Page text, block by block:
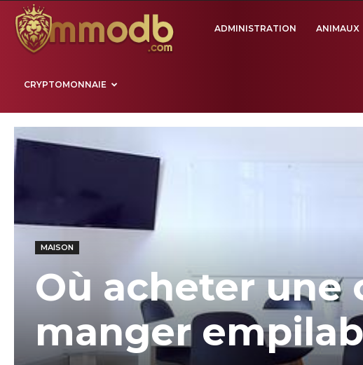
Mmodb.comADMINISTRATION ANIMAUX
CRYPTOMONNAIE
MAISON
Où acheter une
manger